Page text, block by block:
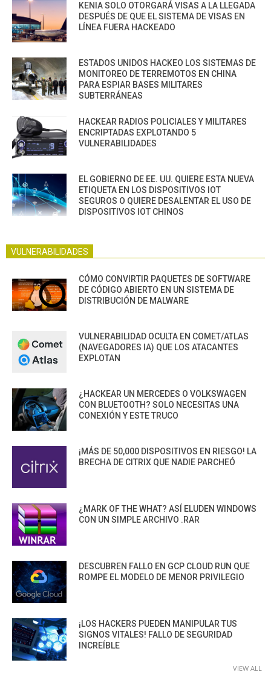
KENIA SOLO OTORGARÁ VISAS A LA LLEGADA
DESPUÉS DE QUE EL SISTEMA DE VISAS EN
LÍNEA FUERA HACKEADO
ESTADOS UNIDOS HACKEO LOS SISTEMAS DE
MONITOREO DE TERREMOTOS EN CHINA
PARA ESPIAR BASES MILITARES
SUBTERRÁNEAS
HACKEAR RADIOS POLICIALES Y MILITARES
ENCRIPTADAS EXPLOTANDO 5
VULNERABILIDADES
EL GOBIERNO DE EE. UU. QUIERE ESTA NUEVA
ETIQUETA EN LOS DISPOSITIVOS IOT
SEGUROS O QUIERE DESALENTAR EL USO DE
DISPOSITIVOS IOT CHINOS
VULNERABILIDADES
CÓMO CONVIRTIR PAQUETES DE SOFTWARE
DE CÓDIGO ABIERTO EN UN SISTEMA DE
DISTRIBUCIÓN DE MALWARE
VULNERABILIDAD OCULTA EN COMET/ATLAS
(NAVEGADORES IA) QUE LOS ATACANTES
EXPLOTAN
¿HACKEAR UN MERCEDES O VOLKSWAGEN
CON BLUETOOTH? SOLO NECESITAS UNA
CONEXIÓN Y ESTE TRUCO
¡MÁS DE 50,000 DISPOSITIVOS EN RIESGO! LA
BRECHA DE CITRIX QUE NADIE PARCHEÓ
¿MARK OF THE WHAT? ASÍ ELUDEN WINDOWS
CON UN SIMPLE ARCHIVO .RAR
DESCUBREN FALLO EN GCP CLOUD RUN QUE
ROMPE EL MODELO DE MENOR PRIVILEGIO
¡LOS HACKERS PUEDEN MANIPULAR TUS
SIGNOS VITALES! FALLO DE SEGURIDAD
INCREÍBLE
VIEW ALL